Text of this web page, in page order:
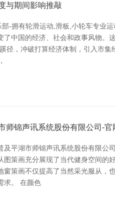
与期间影响推敲
-拥有轮滑运动,滑板,小轮车专业
了中国的经济、社会和政事风物。
径，冲破打算经济体制，引入市
师锦声讯系统股份有限公司-
及平湖市师锦声讯系统股份有限公
图策画充分展现了当代健身空间的
窗策画不仅提高了当然采光服从，
求。 在颜色